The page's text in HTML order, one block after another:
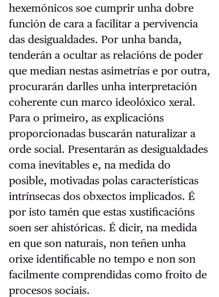
hexemónicos soe cumprir unha dobre
función de cara a facilitar a pervivencia
das desigualdades. Por unha banda,
tenderán a ocultar as relacións de poder
que median nestas asimetrías e por outra,
procurarán darlles unha interpretación
coherente cun marco ideolóxico xeral.
Para o primeiro, as explicacións
proporcionadas buscarán naturalizar a
orde social. Presentarán as desigualdades
coma inevitables e, na medida do
posible, motivadas polas características
intrínsecas dos obxectos implicados. É
por isto tamén que estas xustificacións
soen ser ahistóricas. É dicir, na medida
en que son naturais, non teñen unha
orixe identificable no tempo e non son
facilmente comprendidas como froito de
procesos sociais.